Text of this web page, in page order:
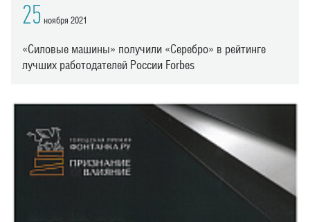
25 ноября 2021
«Силовые машины» получили «Серебро» в рейтинге
лучших работодателей России Forbes